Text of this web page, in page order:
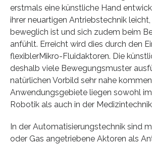
erstmals eine künstliche Hand
ihrer neuartigen Antriebstechnik
beweglich ist und sich zudem beim
anfühlt. Erreicht wird dies durch den
flexiblerMikro-Fluidaktoren. Die
deshalb viele Bewegungsmuster
natürlichen Vorbild sehr nahe
Anwendungsgebiete liegen sowohl
Robotik als auch in der
In der Automatisierungstechnik sind
oder Gas angetriebene Aktoren als